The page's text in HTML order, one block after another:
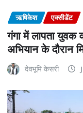
ऋषिकेश एक्सीडेंट
गंगा में लापता युवक
अभियान के दौरान
देवभूमि केसरी